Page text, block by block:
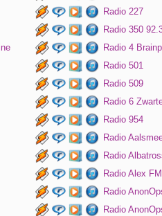
Radio 227
Radio 350
Radio 4
Radio 501
Radio 509
Radio 6
Radio 954
Radio
Radio
Radio Alex
Radio
Radio